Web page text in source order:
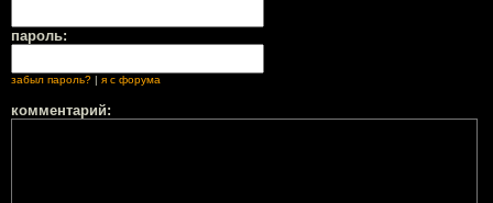
пароль:
забыл пароль? я с форума
комментарий: